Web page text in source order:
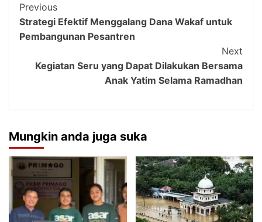
Previous
Strategi Efektif Menggalang Dana Wakaf untuk
Pembangunan Pesantren
Next
Kegiatan Seru yang Dapat Dilakukan Bersama
Anak Yatim Selama Ramadhan
Mungkin anda juga suka